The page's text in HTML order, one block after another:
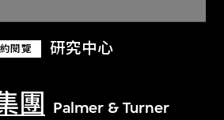
閱覽 研究中心
團
Palmer & Turner
二十及二十一世紀視覺